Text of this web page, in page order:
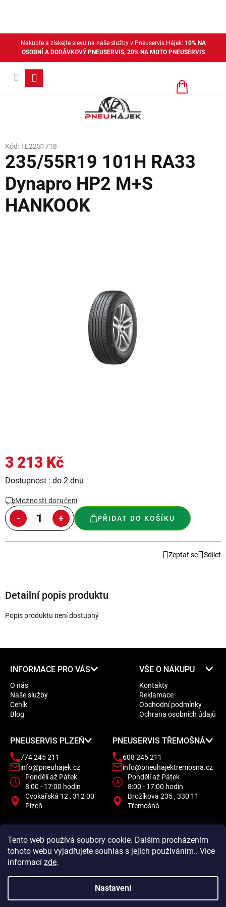
Tento web používá soubory cookie. Dalším procházením
tohoto webu vyjadřujete souhlas s jejich používáním.. Více
informací zde.
Nastavení
Nakupte a získejte slevu na naše služby v Pneuservis Hájek: 10% NA
OSOBNÍ A DODÁVKOVÝ PNEUSERVIS, 20% NA MOTO PNEUSERVIS
Nákupní
235/55R19 101H RA33
Dynapro HP2 M+S
HANKOOK
Kód:TL22S1718
3 213 Kč
Měrná
Dostupnost : do 2 dnů
Možnosti doručení
PŘIDAT DO KOŠÍKU
Zeptat se Sdílet
Detailní popis produktu
Popis produktu není dostupný
INFORMACE PRO VÁS
O nás
Naše služby
Ceník
Blog
VŠE O NÁKUPU
Kontakty
Reklamace
Obchodní podmínky
Ochrana osobních údajů
PNEUSERVIS PLZEŇ
774 245 211
info@pneuhajek.cz
Pondělí až Pátek
8:00 - 17:00 hodin
Cvokařská 12 , 312 00
Plzeň
PNEUSERVIS TŘEMOŠNÁ
608 245 211
info@pneuhajektremosna.cz
Pondělí až Pátek
8:00 - 17:00 hodin
Brožíkova 235 , 330 11
Třemošná